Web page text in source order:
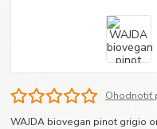
Ohodnotiť
WAJDA biovegan pinot grigio